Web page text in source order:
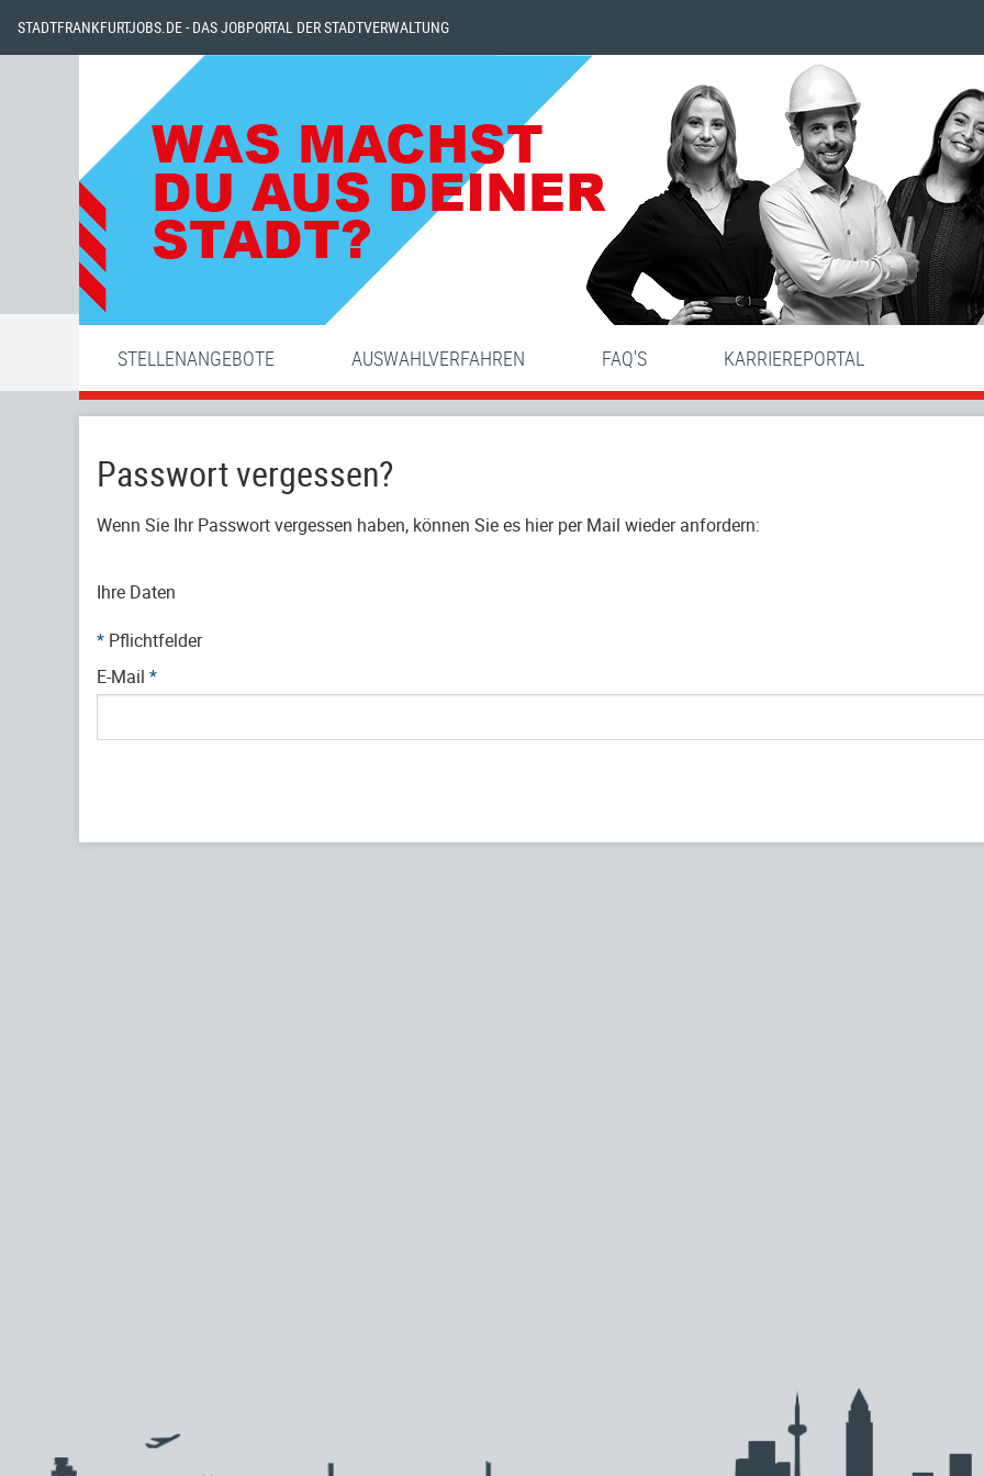
STADTFRANKFURTJOBS.DE - DAS JOBPORTAL DER STADTVERWALTUNG
STELLENANGEBOTE AUSWAHLVERFAHREN FAQ'S KARRIEREPORTAL
Passwort vergessen?
Wenn Sie Ihr Passwort vergessen haben, können Sie es hier per Mail wieder anfordern:
Ihre Daten
* Pflichtfelder
E-Mail *